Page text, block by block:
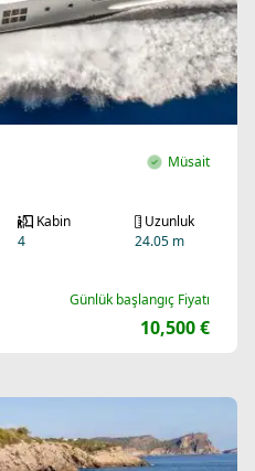
Müsait
Günlük başlangıç Fiyatı
10,500 €
Kabin
4
Uzunluk
24.05 m